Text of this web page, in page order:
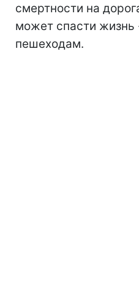
смертности на
может спасти жизнь
пешеходам.